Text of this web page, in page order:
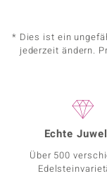
* Dies ist ein
jederzeit ändern.
Echte
Über 500